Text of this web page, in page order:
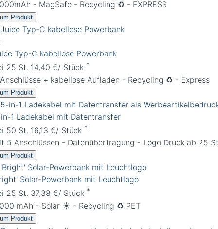
- MagSafe - Recycling ♻️ - EXPRESS
Produkt
Typ-C kabellose Powerbank
25 St. 14,40 €/ Stück *
+ kabellose Aufladen - Recycling ♻️ - Express
Produkt
1 Ladekabel mit Datentransfer
50 St. 16,13 €/ Stück *
5 Anschlüssen - Datenübertragung - Logo Druck ab 25
Produkt
Solar-Powerbank mit Leuchtlogo
25 St. 37,38 €/ Stück *
mAh - Solar ☀️ - Recycling ♻️ PET
Produkt